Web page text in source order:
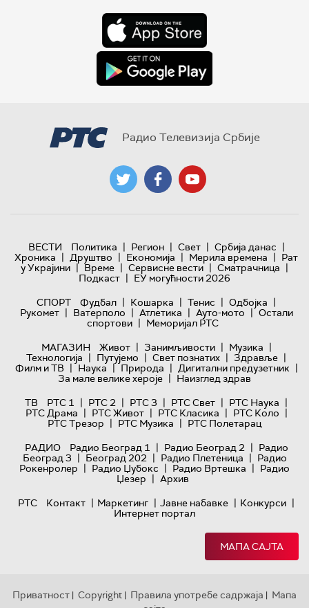
Радио Телевизија Србије
ВЕСТИ Политика | Регион | Свет | Србија данас |
Хроника | Друштво | Економија | Мерила времена | Рат
у Украјини | Време | Сервисне вести | Сматрачница |
Подкаст | ЕУ могућности 2026
СПОРТ
Фудбал | Кошарка | Тенис | Одбојка |
Рукомет | Ватерполо | Атлетика | Ауто-мото | Остали
спортови | Меморијал РТС
МАГАЗИН
Живот | Занимљивости | Музика |
Технологијa | Путујемо | Свет познатих | Здравље |
Филм и ТВ | Наука | Природа | Дигитални предузетник |
За мале велике хероје | Наизглед здрав
ТВ
РТС 1 | РТС 2 | РТС 3 | РТС Свет | РТС Наука |
РТС Драма | РТС Живот | РТС Класика | РТС Коло |
РТС Трезор | РТС Музика | РТС Полетарац
РАДИО
Радио Београд 1 | Радио Београд 2 | Радио
Београд 3 | Београд 202 | Радио Плетеница | Радио
Рокенролер | Радио Џубокс | Радио Вртешка | Радио
Џезер | Архив
РТС
Контакт | Маркетинг | Јавне набавке | Конкурси |
Интернет портал
МАПА САЈТА
Приватност | Copyright | Правила употребе садржаја | Мапа